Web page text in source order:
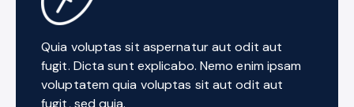
Quia voluptas sit aspernatur aut odit aut
fugit. Dicta sunt explicabo. Nemo enim ipsam
voluptatem quia voluptas sit aut odit aut
fugit, sed quia.